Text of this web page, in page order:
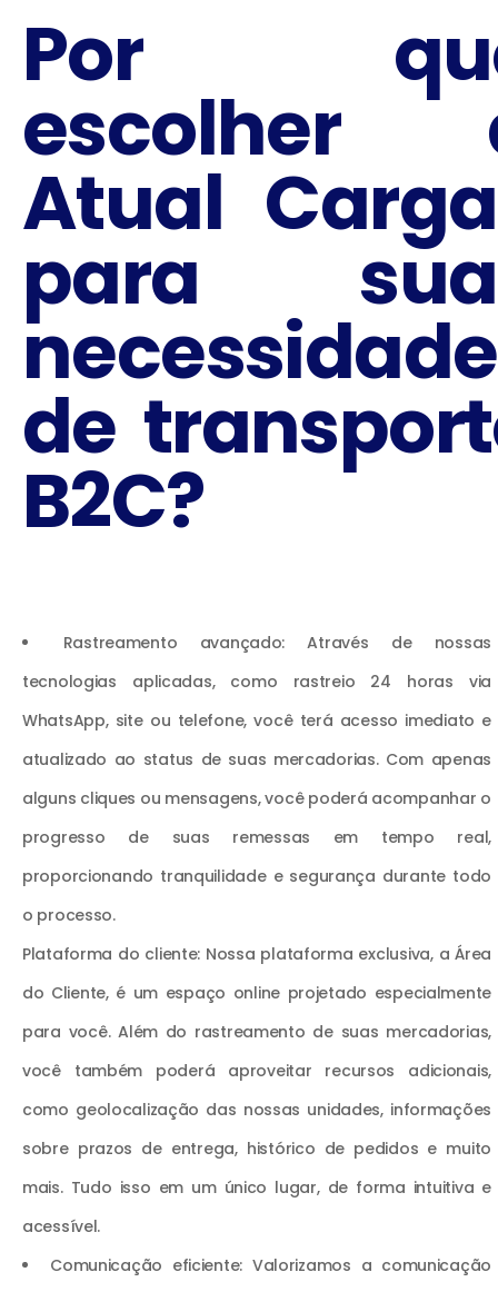
Por
escolher
Atual
para
de
B2C?
Rastreamento avançado: Através de nossas
tecnologias aplicadas, como rastreio 24 horas via
WhatsApp, site ou telefone, você terá acesso imediato e
atualizado ao status de suas mercadorias. Com apenas
alguns cliques ou mensagens, você poderá acompanhar o
progresso de suas remessas em tempo real,
proporcionando tranquilidade e segurança durante todo
o processo.
Plataforma do cliente: Nossa plataforma exclusiva, a Área
do Cliente, é um espaço online projetado especialmente
para você. Além do rastreamento de suas mercadorias,
você também poderá aproveitar recursos adicionais,
como geolocalização das nossas unidades, informações
sobre prazos de entrega, histórico de pedidos e muito
mais. Tudo isso em um único lugar, de forma intuitiva e
acessível.
Comunicação eficiente: Valorizamos a comunicação